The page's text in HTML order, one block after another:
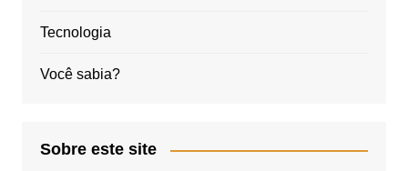
Tecnologia
Você sabia?
Sobre este site